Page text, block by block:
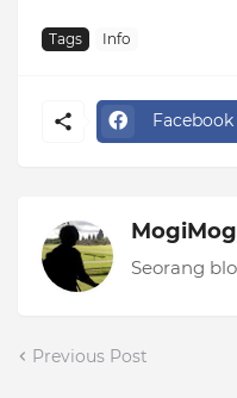
Tags Info
Facebook
Seorang
Previous Post